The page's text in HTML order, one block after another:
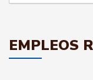
EMPLEOS